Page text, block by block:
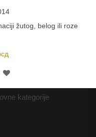
žutog, belog ili roze
kategorije